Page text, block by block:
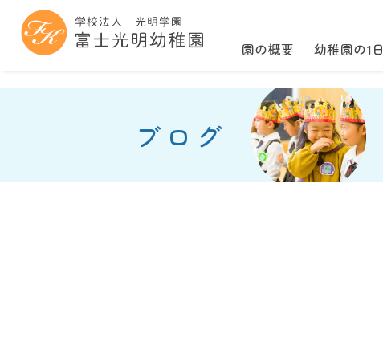
園の概要 幼稚園の1日
ブログ